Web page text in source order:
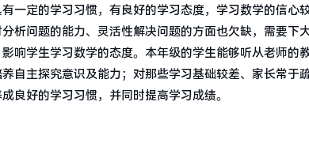
一定的学习习惯，有良好的学习态度，学习数学的信心较
析问题的能力、灵活性解决问题的方面也欠缺，需要下
响学生学习数学的态度。本年级的学生能够听从老师的教
自主探究意识及能力；对那些学习基础较差、家长常于
良好的学习习惯，并同时提高学习成绩。